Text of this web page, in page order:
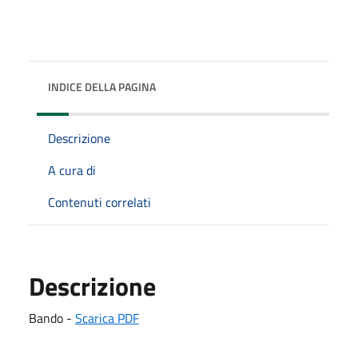
INDICE DELLA PAGINA
Descrizione
A cura di
Contenuti correlati
Descrizione
Bando - Scarica PDF